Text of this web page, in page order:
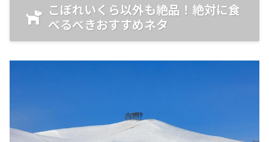
こぼれいくら以外も絶品！絶対に食
べるべきおすすめネタ